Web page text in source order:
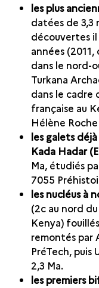
les plus
datées de 3,3
découvertes
années
dans le nord-
Turkana
dans le cadre
française au
Hélène
les galets
Kada Hadar
Ma, étudiés
7055
les nucléus à
(2c au nord
Kenya)
remontés par
PréTech, puis
2,3 Ma.
les premiers